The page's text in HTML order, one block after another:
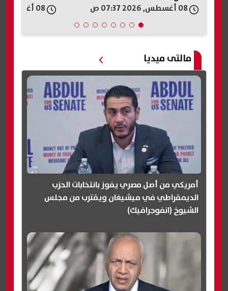
مالتى ميديا
أمريكي من أصل مصري يفوز بانتخابات الحزب
الديمقراطي في ميشيغان ويقترب من مجلس
الشيوخ (انفوجرافيك)